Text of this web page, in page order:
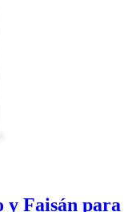
Faisán para